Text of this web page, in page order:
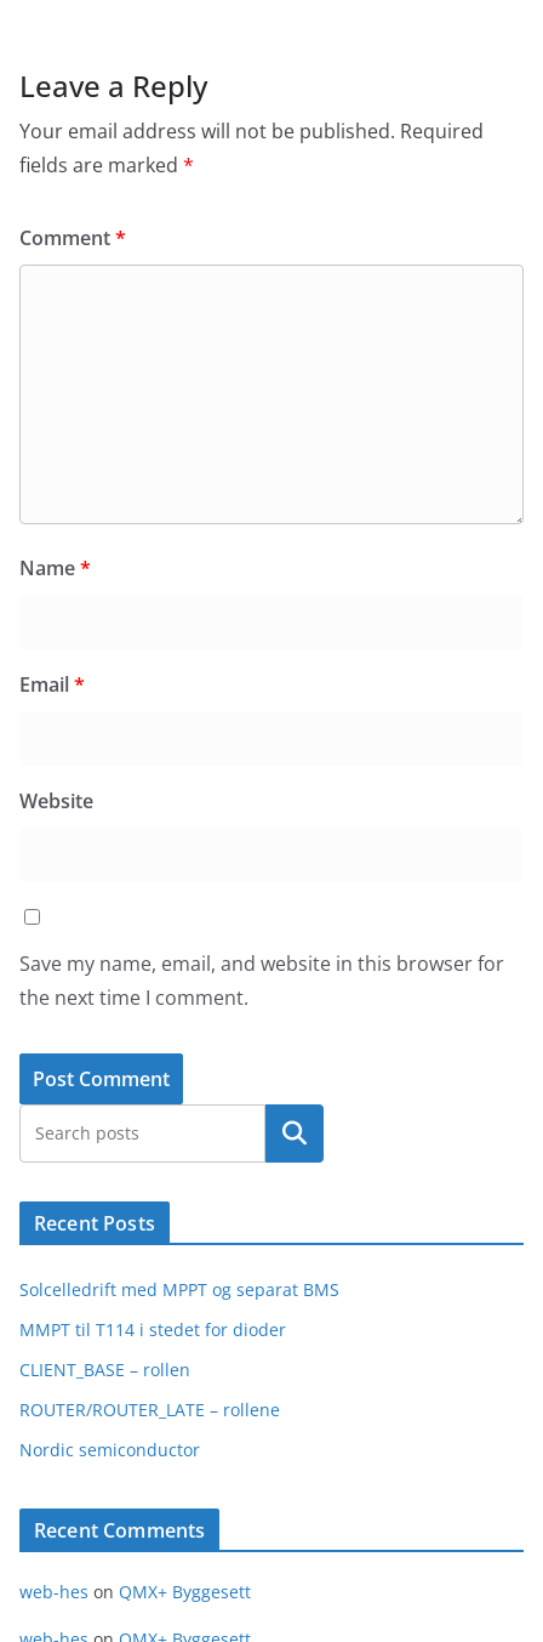
Leave a Reply
Your email address will not be published. Required
fields are marked *
Comment*
Name*
Email*
Website
Save my name, email, and website in this browser for
the next time I comment.
Search
Recent Posts
Solcelledrift med MPPT og separat BMS
MMPT til T114 i stedet for dioder
CLIENT_BASE – rollen
ROUTER/ROUTER_LATE – rollene
Nordic semiconductor
Recent Comments
web-hes on QMX+ Byggesett